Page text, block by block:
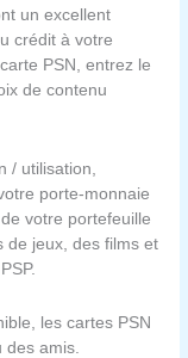
un excellent
crédit à votre
PSN, entrez le
de contenu
/ utilisation,
porte-monnaie
votre portefeuille
de jeux, des films et
les cartes PSN
amis.